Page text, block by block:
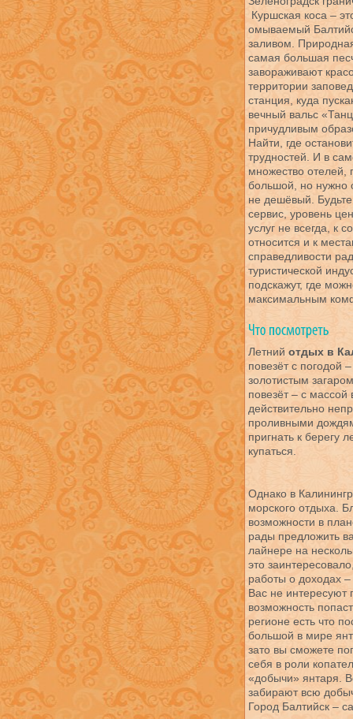
Куршская коса –
омываемый
заливом.
самая большая
завораживают
территории
станция, куда
вечный вальс
причудливым
Найти, где
трудностей. И в
множество отелей,
большой, но нужно
не дешёвый. Будьте
сервис, уровень
услуг не всегда, к
относится и к
справедливости
туристической
подскажут, где
максимальным
Летний отдых в
повезёт с погодой
золотистым
повезёт – с массой
действительно
проливными
пригнать к берегу
купаться.
Однако в
морского отдыха.
возможности в
рады предложить
лайнере на
это
работы о доходах
Вас не
возможность
регионе есть что
большой в мире
зато вы сможете
себя в роли
«добычи» янтаря.
забирают всю
Город Балтийск –